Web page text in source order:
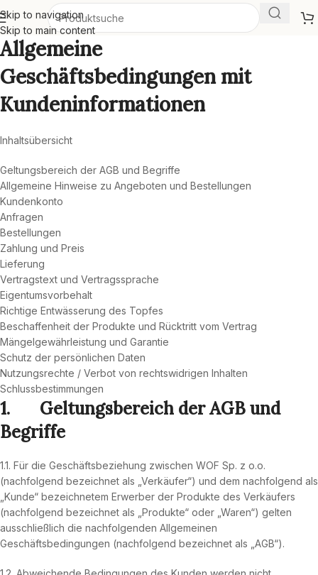
Skip to navigation
Skip to main content
Allgemeine
Geschäftsbedingungen mit
Kundeninformationen
Inhaltsübersicht
Geltungsbereich der AGB und Begriffe
Allgemeine Hinweise zu Angeboten und Bestellungen
Kundenkonto
Anfragen
Bestellungen
Zahlung und Preis
Lieferung
Vertragstext und Vertragssprache
Eigentumsvorbehalt
Richtige Entwässerung des Topfes
Beschaffenheit der Produkte und Rücktritt vom Vertrag
Mängelgewährleistung und Garantie
Schutz der persönlichen Daten
Nutzungsrechte / Verbot von rechtswidrigen Inhalten
Schlussbestimmungen
1.
Geltungsbereich der AGB und
Begriffe
1.1. Für die Geschäftsbeziehung zwischen WOF Sp. z o.o.
(nachfolgend bezeichnet als „Verkäufer“) und dem nachfolgend als
„Kunde“ bezeichnetem Erwerber der Produkte des Verkäufers
(nachfolgend bezeichnet als „Produkte“ oder „Waren“) gelten
ausschließlich die nachfolgenden Allgemeinen
Geschäftsbedingungen (nachfolgend bezeichnet als „AGB“).